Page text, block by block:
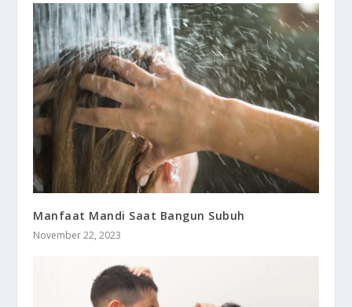
Manfaat Mandi Saat Bangun Subuh
November 22, 2023